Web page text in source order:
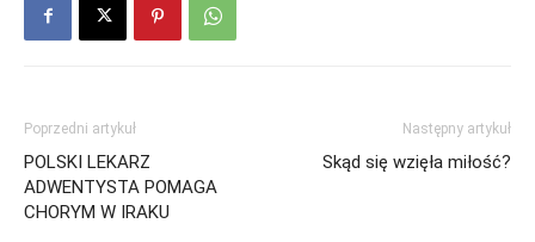
Poprzedni artykuł
POLSKI LEKARZ
ADWENTYSTA POMAGA
CHORYM W IRAKU
Następny artykuł
Skąd się wzięła miłość?